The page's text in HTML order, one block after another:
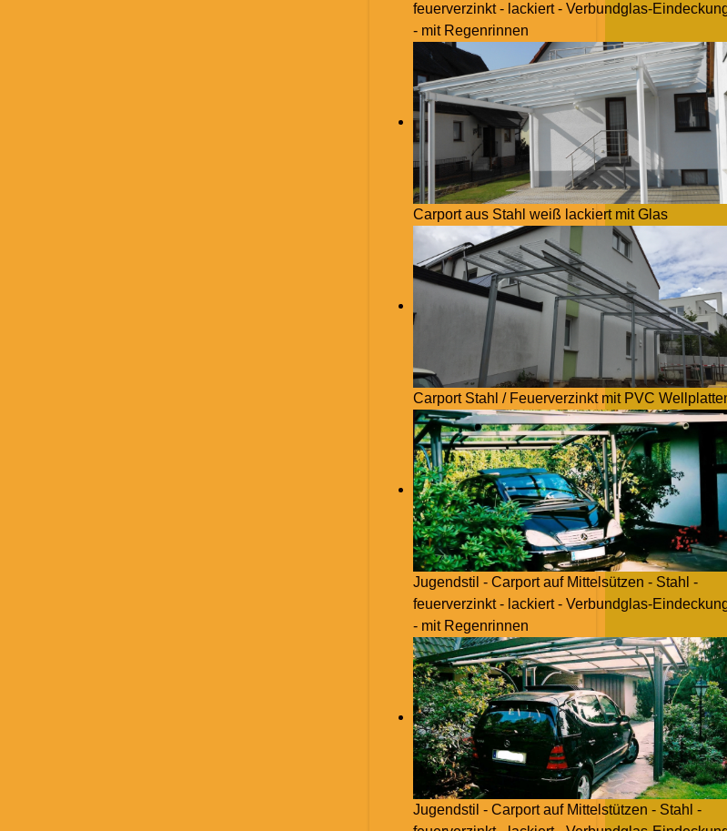
feuerverzinkt - lackiert - Verbundglas-
- mit Regenrinnen
Carport aus Stahl weiß lackiert mit Glas
Carport Stahl / Feuerverzinkt mit PVC
Jugendstil - Carport auf Mittelsützen - Stahl -
feuerverzinkt - lackiert - Verbundglas-
- mit Regenrinnen
Jugendstil - Carport auf Mittelstützen - Stahl -